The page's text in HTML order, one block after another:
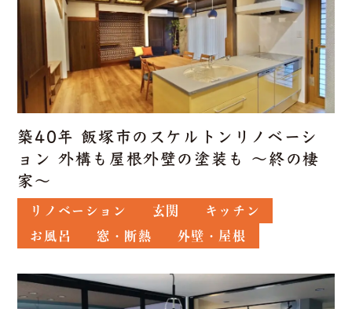
築40年 飯塚市のスケルトンリノベーシ
ョン 外構も屋根外壁の塗装も ～終の棲
家～
リノベーション 玄関
キッチン
お風呂
窓・断熱 外壁・屋根